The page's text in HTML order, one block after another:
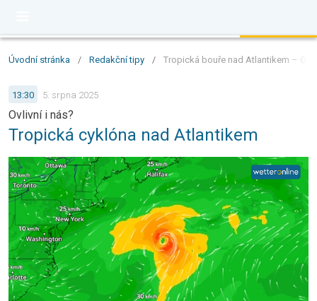
Úvodní stránka / Redakční tipy / Tropická bouře nad Atlantikem –
13:30 5. srpna 2025
Ovlivní i nás?
Tropická cyklóna nad Atlantikem